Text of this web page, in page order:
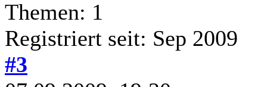
Themen: 1
Registriert seit: Sep 2009
#3